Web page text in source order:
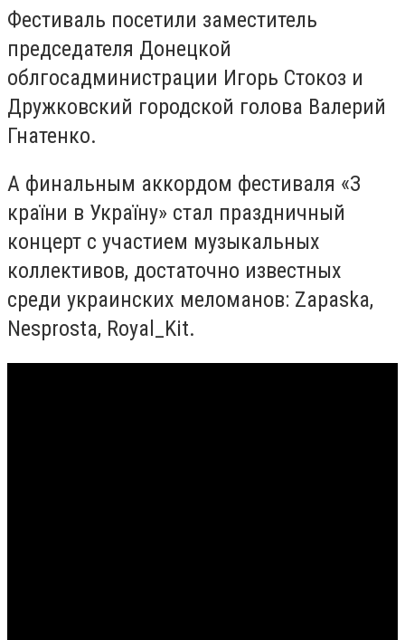
Фестиваль посетили заместитель
председателя Донецкой
облгосадминистрации Игорь Стокоз и
Дружковский городской голова Валерий
Гнатенко.
А финальным аккордом фестиваля «З
країни в Україну» стал праздничный
концерт с участием музыкальных
коллективов, достаточно известных
среди украинских меломанов: Zapaska,
Nesprosta, Royal_Kit.